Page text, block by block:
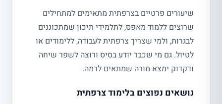
שיעורים פרטיים בצרפתית מתאימים למתחילים
שרוצים ללמוד מאפס, לתלמידי תיכון שמתכוננים
לבגרות, ולמי שצריך צרפתית לעבודה, ללימודים או
לטיול. גם מי שכבר יודע בסיס ורוצה לשפר שיחה
ודקדוק ימצא מורה שמתאים לרמה.
נושאים נפוצים בלימוד צרפתית